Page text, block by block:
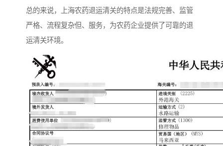
总的来说，上海农药退运清关的特点是法规完善、监管
严格、流程复杂但、服务，为农药企业提供了可靠的退
运清关环境。